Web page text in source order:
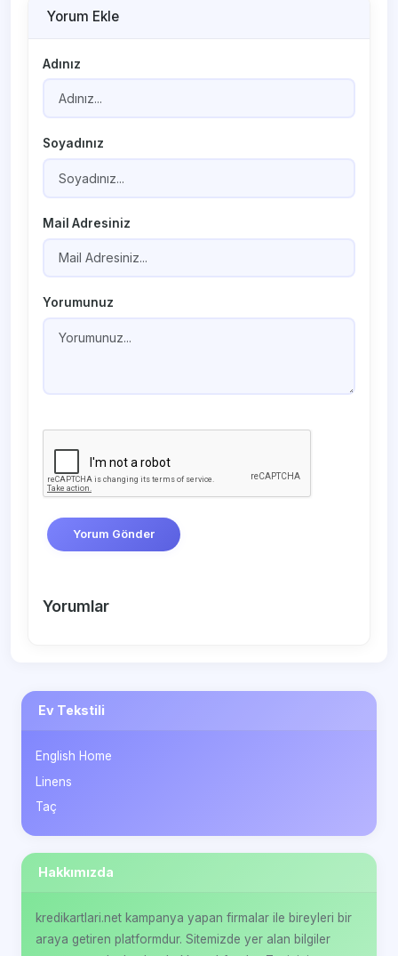
Yorum Ekle
Adınız
Soyadınız
Mail Adresiniz
Yorumunuz
Yorum Gönder
Yorumlar
Ev Tekstili
English Home
Linens
Taç
Hakkımızda
kredikartlari.net kampanya yapan firmalar ile bireyleri bir
araya getiren platformdur. Sitemizde yer alan bilgiler